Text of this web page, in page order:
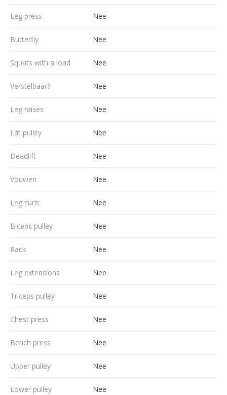
Leg press Nee
Butterfly Nee
Squats with a load Nee
Verstelbaar? Nee
Leg raises Nee
Lat pulley Nee
Deadlift Nee
Vouwen Nee
Leg curls Nee
Biceps pulley Nee
Rack Nee
Leg extensions Nee
Triceps pulley Nee
Chest press Nee
Bench press Nee
Upper pulley Nee
Lower pulley Nee